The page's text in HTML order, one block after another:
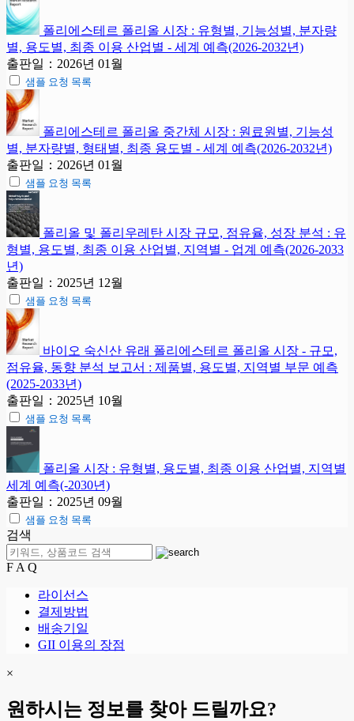
폴리에스테르 폴리올 시장 : 유형별, 기능성별, 분자량
별, 용도별, 최종 이용 산업별 - 세계 예측(2026-2032년)
출판일：2026년 01월
샘플 요청 목록
폴리에스테르 폴리올 중간체 시장 : 원료원별, 기능성
별, 분자량별, 형태별, 최종 용도별 - 세계 예측(2026-2032년)
출판일：2026년 01월
샘플 요청 목록
폴리올 및 폴리우레탄 시장 규모, 점유율, 성장 분석 : 유
형별, 용도별, 최종 이용 산업별, 지역별 - 업계 예측(2026-2033
년)
출판일：2025년 12월
샘플 요청 목록
바이오 숙신산 유래 폴리에스테르 폴리올 시장 - 규모,
점유율, 동향 분석 보고서 : 제품별, 용도별, 지역별 부문 예측
(2025-2033년)
출판일：2025년 10월
샘플 요청 목록
폴리올 시장 : 유형별, 용도별, 최종 이용 산업별, 지역별
세계 예측(-2030년)
출판일：2025년 09월
샘플 요청 목록
검색
F A Q
라이선스
결제방법
배송기일
GII 이용의 장점
×
원하시는 정보를 찾아 드릴까요?